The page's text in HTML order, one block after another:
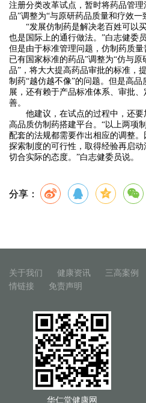
注册分类改革试点，暂时将药品管
品”调整为“与原研药品质量和疗效一
“发展仿制药是解决老百姓可以
也是国际上的通行做法。”白志健委
但是由于标准管理问题，仿制药质
已有国家标准的药品”调整为“仿与
品”，将大大提高药品审批的标准，
制药“越仿越不像”的问题。但是高
展，还有赖于产品标准体系、审批
善。
他建议，在试点的过程中，还
高品质仿制药搭建平台。“以上两项
配套的法规都需要作出相应的调整
探索制度的可行性，取得经验再启
切合实际的态度。”白志健委员说。
分享：
关于我们 健康资讯 三高案例
情链接
免责声明
华仁堂健康网